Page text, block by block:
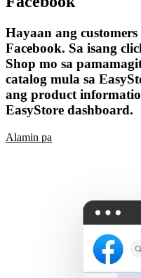
Hayaan ang
Facebook. Sa isang
Shop mo sa
catalog mula sa
ang product
EasyStore dashboard.
Alamin pa